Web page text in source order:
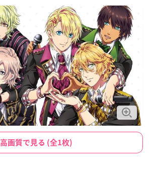
高画質で見る (全1枚)